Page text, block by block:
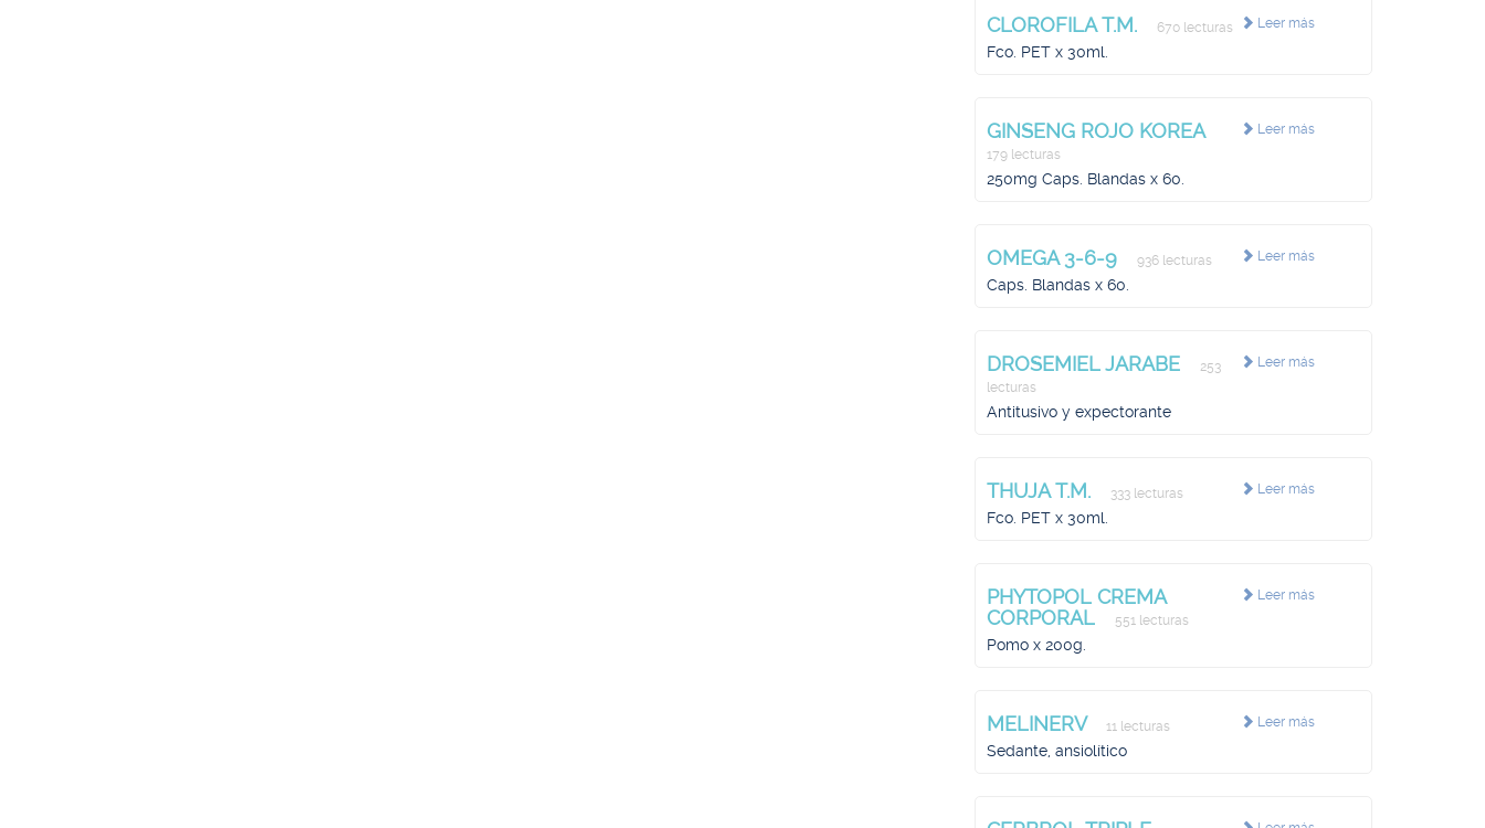
Leer más
CLOROFILA T.M. 670 lecturas
Fco. PET x 30ml.
Leer más
GINSENG ROJO KOREA
179 lecturas
250mg Caps. Blandas x 60.
Leer más
OMEGA 3-6-9 936 lecturas
Caps. Blandas x 60.
Leer más
DROSEMIEL JARABE
253
lecturas
Antitusivo y expectorante
Leer más
THUJA T.M. 333 lecturas
Fco. PET x 30ml.
Leer más
PHYTOPOL CREMA
CORPORAL
551 lecturas
Pomo x 200g.
Leer más
MELINERV 11 lecturas
Sedante, ansiolítico